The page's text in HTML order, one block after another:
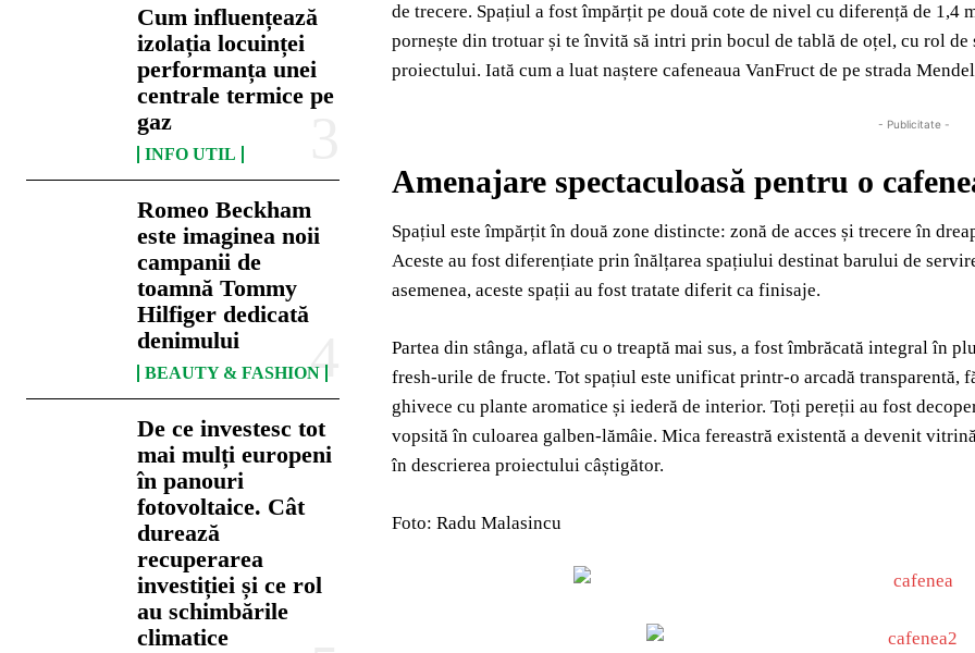
Cum influențează
izolația locuinței
performanța unei
centrale termice pe
gaz
INFO UTIL
Romeo Beckham
este imaginea noii
campanii de
toamnă Tommy
Hilfiger dedicată
denimului
BEAUTY & FASHION
De ce investesc tot
mai mulți europeni
în panouri
fotovoltaice. Cât
durează
recuperarea
investiției și ce rol
au schimbările
climatice
de trecere. Spațiul a fost împărțit pe două cote de nivel cu diferență de 1,4
pornește din trotuar și te învită să intri prin bocul de tablă de oțel, cu rol de
proiectului. Iată cum a luat naștere cafeneaua VanFruct de pe strada
- Publicitate -
Amenajare spectaculoasă pentru o
Spațiul este împărțit în două zone distincte: zonă de acces și trecere în
Aceste au fost diferențiate prin înălțarea spațiului destinat barului de
asemenea, aceste spații au fost tratate diferit ca finisaje.
Partea din stânga, aflată cu o treaptă mai sus, a fost îmbrăcată integral în
fresh-urile de fructe. Tot spațiul este unificat printr-o arcadă transparentă,
ghivece cu plante aromatice și iederă de interior. Toți pereții au fost
vopsită în culoarea galben-lămâie. Mica fereastră existentă a devenit
în descrierea proiectului câștigător.
Foto: Radu Malasincu